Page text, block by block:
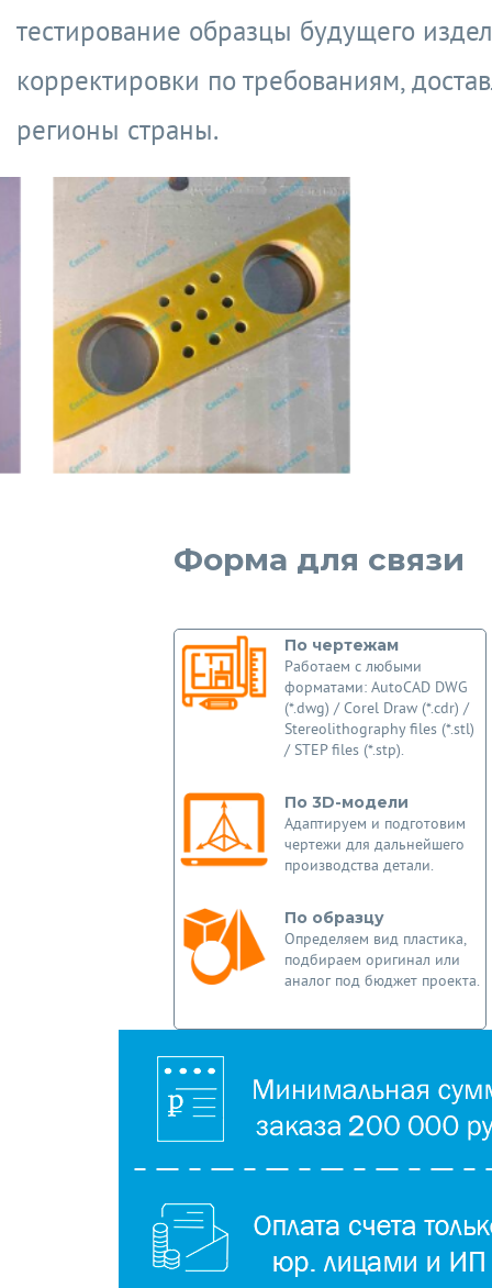
тестирование образцы будущего
корректировки по требованиям,
регионы страны.
Форма для связи
По чертежам
Работаем с любыми
форматами: AutoCAD DWG
(*.dwg) / Corel Draw (*.cdr) /
Stereolithography files (*.stl)
/ STEP files (*.stp).
По 3D-модели
Адаптируем и подготовим
чертежи для дальнейшего
производства детали.
По образцу
Определяем вид пластика,
подбираем оригинал или
аналог под бюджет проекта.